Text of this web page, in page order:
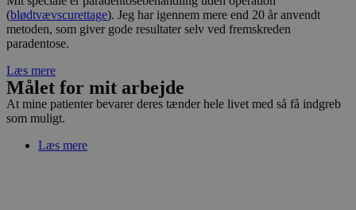
(blødtvævscurettage). Jeg har igennem mere end 20 år anvendt
metoden, som giver gode resultater selv ved fremskreden
paradentose.
Læs mere
Målet for mit arbejde
At mine patienter bevarer deres tænder hele livet med så få indgreb
som muligt.
Læs mere